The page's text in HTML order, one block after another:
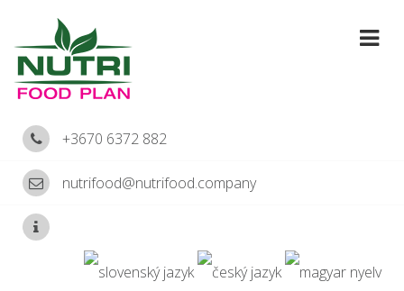
+3670 6372 882
nutrifood@nutrifood.company